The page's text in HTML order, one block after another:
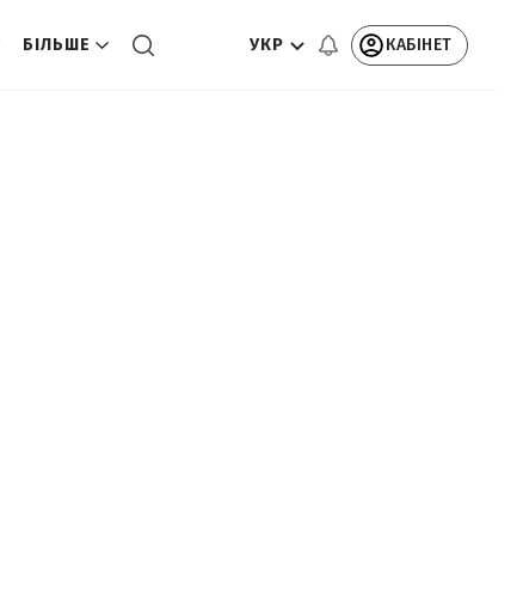
БІЛЬШЕ УКР КАБІНЕТ